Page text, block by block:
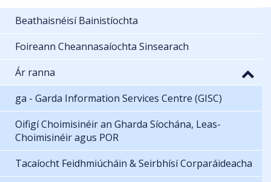
Beathaisnéisí Bainistíochta
Foireann Cheannasaíochta Sinsearach
Ár ranna
ga - Garda Information Services Centre (GISC)
Oifigí Choimisinéir an Gharda Síochána, Leas-
Choimisinéir agus POR
Tacaíocht Feidhmiúcháin & Seirbhísí Corparáideacha